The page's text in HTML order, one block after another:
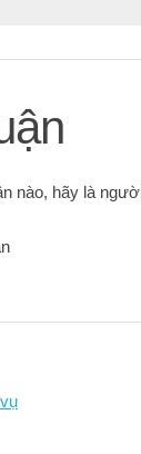
nào, hãy là